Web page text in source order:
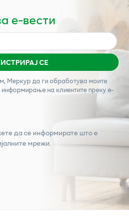
е-вести
СЕ
Меркурда ги обработува моите
на клиентите преку е-
да се информирате што е
мрежи.